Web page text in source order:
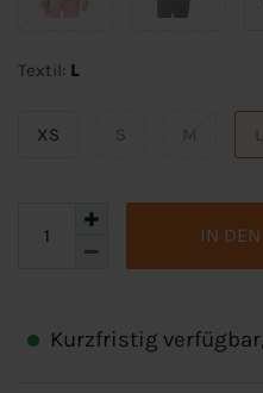
Textil: L
XS S M L
IN
Kurzfristig